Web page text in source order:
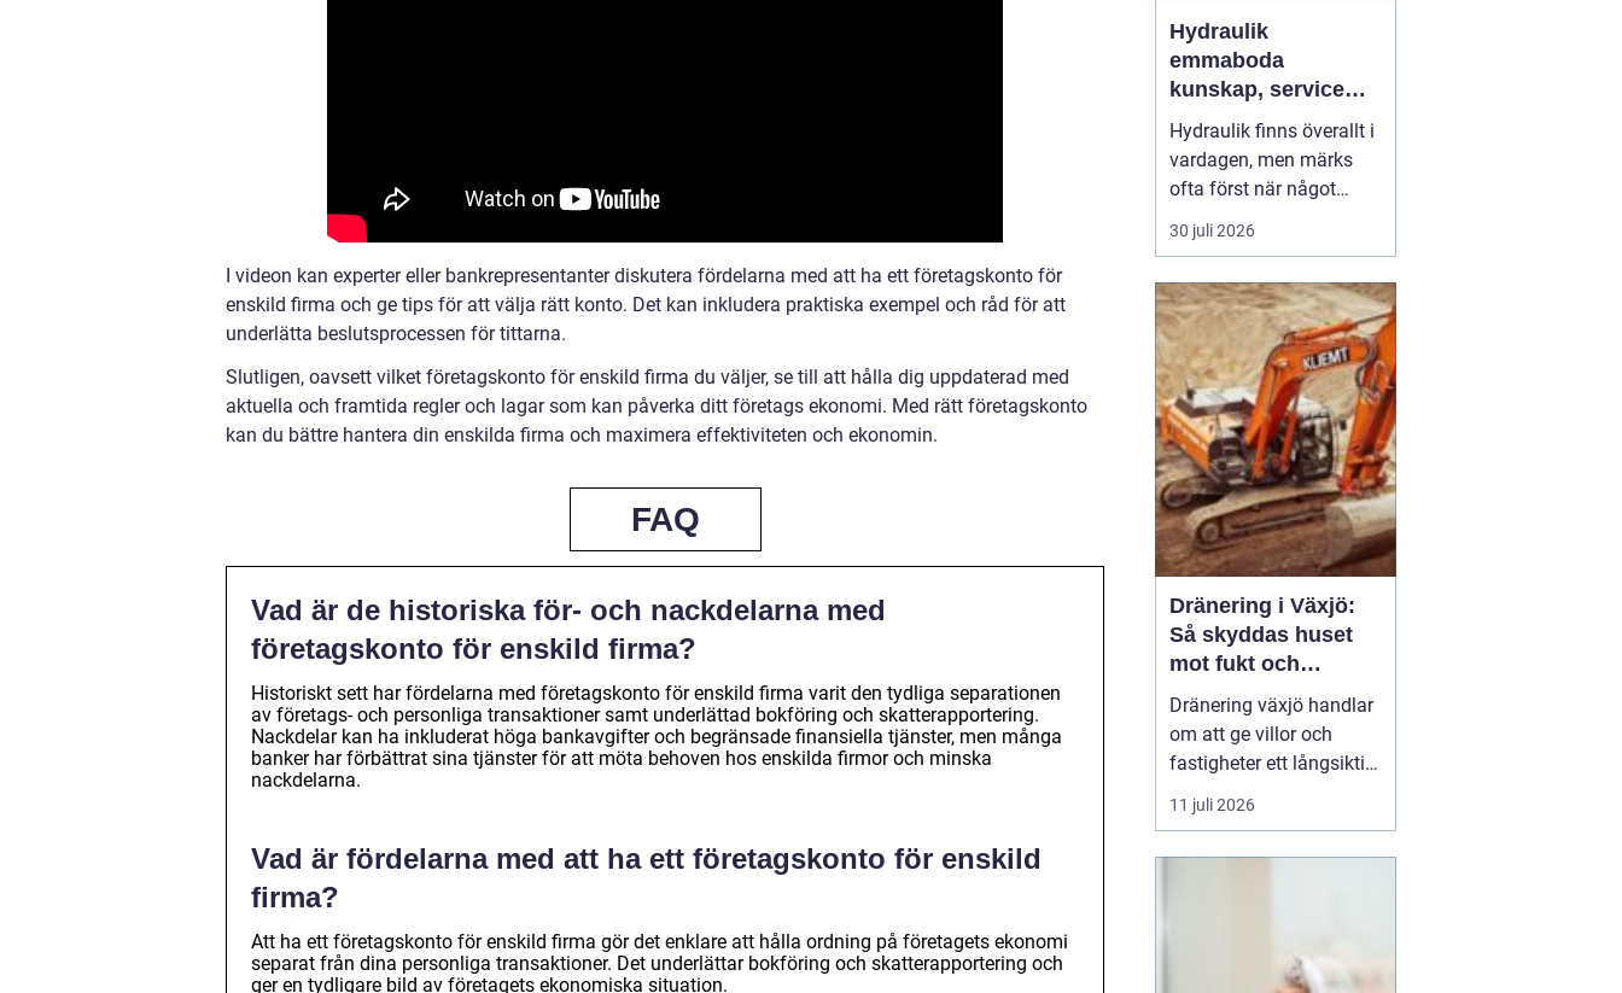
I videon kan experter eller bankrepresentanter diskutera fördelarna med att ha ett företagskonto för
enskild firma och ge tips för att välja rätt konto. Det kan inkludera praktiska exempel och råd för att
underlätta beslutsprocessen för tittarna.
Slutligen, oavsett vilket företagskonto för enskild firma du väljer, se till att hålla dig uppdaterad med
aktuella och framtida regler och lagar som kan påverka ditt företags ekonomi. Med rätt företagskonto
kan du bättre hantera din enskilda firma och maximera effektiviteten och ekonomin.
FAQ
Vad är de historiska för- och nackdelarna med
företagskonto för enskild firma?
Historiskt sett har fördelarna med företagskonto för enskild firma varit den tydliga separationen
av företags- och personliga transaktioner samt underlättad bokföring och skatterapportering.
Nackdelar kan ha inkluderat höga bankavgifter och begränsade finansiella tjänster, men många
banker har förbättrat sina tjänster för att möta behoven hos enskilda firmor och minska
nackdelarna.
Vad är fördelarna med att ha ett företagskonto för enskild
firma?
Att ha ett företagskonto för enskild firma gör det enklare att hålla ordning på företagets ekonomi
separat från dina personliga transaktioner. Det underlättar bokföring och skatterapportering och
ger en tydligare bild av företagets ekonomiska situation.
Hydraulik
emmaboda
kunskap, service
och rätt lösningar
när du behöver dem
Hydraulik finns överallt i
vardagen, men märks
ofta först när något
slutar fungera. En
läckande slang kan
stillastående maskiner
kan bromsa en industri i
timmar och en trasig
cylinder kan stänga ner
ett helt sågverk. För
företag ...
30 juli 2026
Dränering i Växjö:
Så skyddas huset
mot fukt och
vattenskador
Dränering växjö handlar
om att ge villor och
fastigheter ett långsiktigt
skydd mot fukt, mögel
och skador på
11 juli 2026